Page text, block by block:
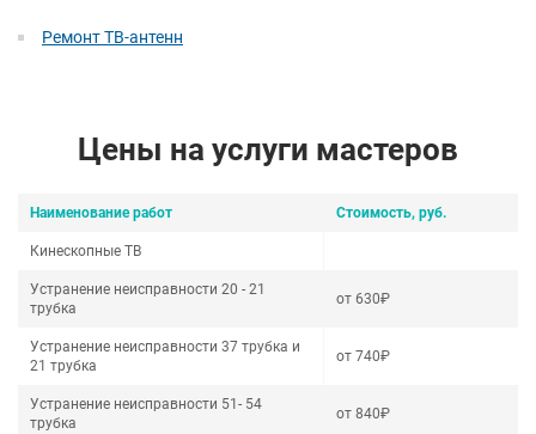
Ремонт ТВ-антенн
Цены на услуги мастеров
Наименование работ Стоимость, руб.
Кинескопные ТВ
Устранение неисправности 20 - 21
трубка
от 630₽
Устранение неисправности 37 трубка и
21 трубка
от 740₽
Устранение неисправности 51- 54
трубка
от 840₽